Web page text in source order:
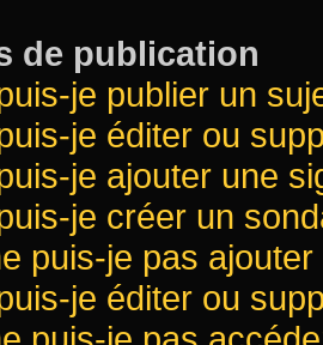
de publication
je publier un
je éditer ou
je ajouter une
je créer un
puis-je pas
je éditer ou